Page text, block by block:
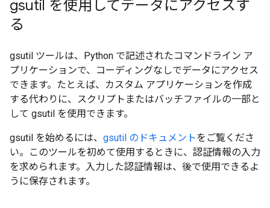
gsutil を使用してデータにアクセスす
る
gsutil ツールは、Python で記述されたコマンドライン ア
プリケーションで、コーディングなしでデータにアクセス
できます。たとえば、カスタム アプリケーションを作成
する代わりに、スクリプトまたはバッチファイルの一部と
して gsutil を使用できます。
gsutil を始めるには、 gsutil のドキュメントをご覧くださ
い。このツールを初めて使用するときに、認証情報の入力
を求められます。入力した認証情報は、後で使用できるよ
うに保存されます。